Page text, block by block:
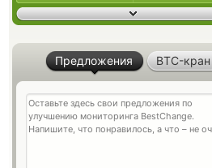
Предложения BTC-кран